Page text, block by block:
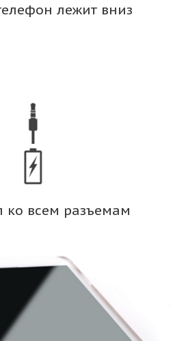
лежит вниз
ко всем разъемам